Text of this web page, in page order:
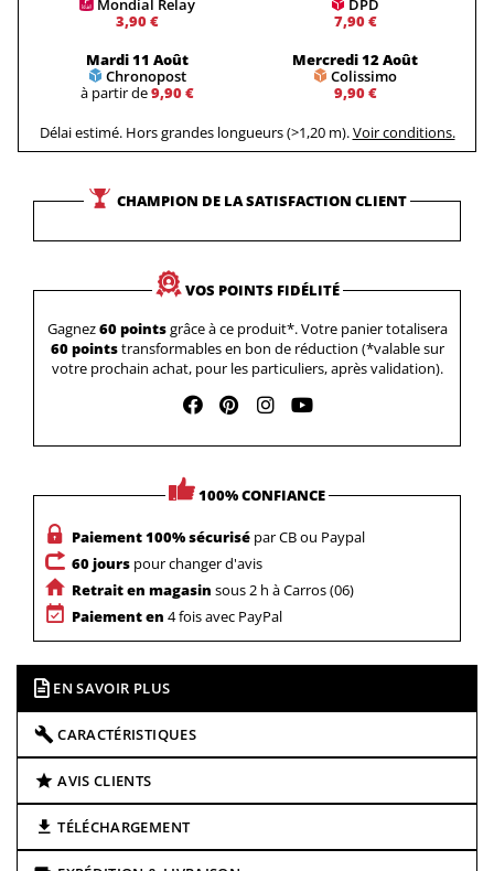
Mondial Relay
3,90 €
DPD
7,90 €
Mardi 11 Août
Chronopost
à partir de9,90 €
Mercredi 12 Août
Colissimo
9,90 €
Délai estimé. Hors grandes longueurs (>1,20 m).Voir conditions.
CHAMPION DE LA SATISFACTION CLIENT
VOS POINTS FIDÉLITÉ
Gagnez60 pointsgrâce à ce produit*. Votre panier totalisera
60 pointstransformables en bon de réduction (*valable sur
votre prochain achat, pour les particuliers, après validation).
100% CONFIANCE
Paiement 100% sécurisé par CB ou Paypal
60 jours pour changer d'avis
Retrait en magasin sous 2 h à Carros (06)
Paiement en 4 fois avec PayPal
EN SAVOIR PLUS
CARACTÉRISTIQUES
AVIS CLIENTS
TÉLÉCHARGEMENT